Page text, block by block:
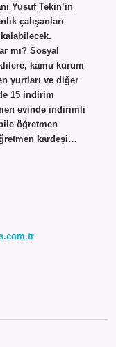
Yusuf Tekin’in
çalışanları
mı? Sosyal
kamu kurum
yurtları ve diğer
15 indirim
evinde indirimli
öğretmen
kardeşi…